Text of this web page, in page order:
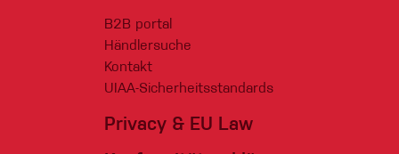
B2B portal
Händlersuche
Kontakt
UIAA-Sicherheitsstandards
Privacy & EU Law